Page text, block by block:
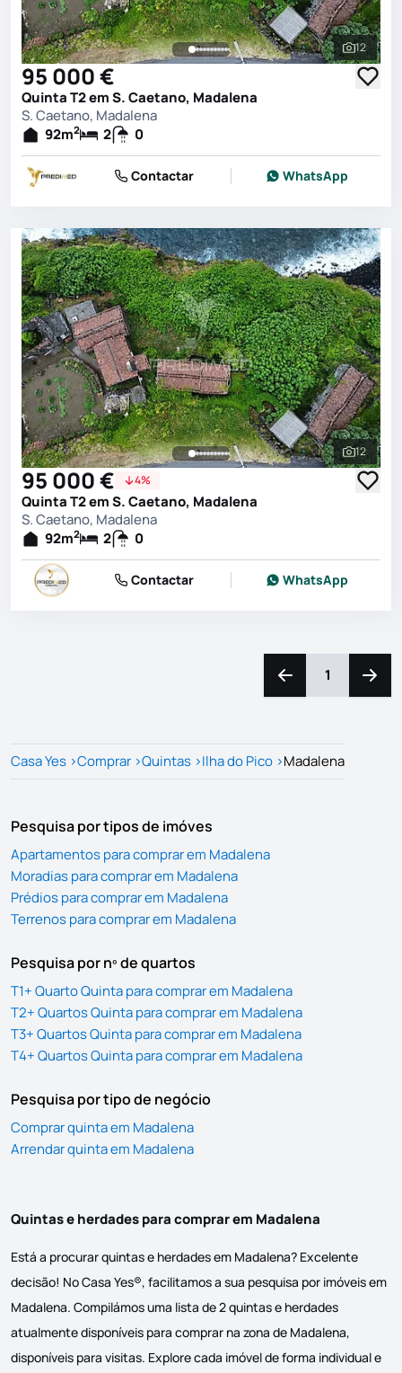
Ver
12
95 000 €
Quinta T2 em S. Caetano, Madalena
S. Caetano, Madalena
92m2 2 0
Contactar WhatsApp
Ver
12
95 000 € 4%
Quinta T2 em S. Caetano, Madalena
S. Caetano, Madalena
92m2 2 0
Contactar WhatsApp
Navegação para a
1
Casa Yes >Comprar >Quintas >Ilha do Pico >Madalena
Pesquisa por tipos de imóves
Apartamentos para comprar em Madalena
Moradias para comprar em Madalena
Prédios para comprar em Madalena
Terrenos para comprar em Madalena
Pesquisa por nº de quartos
T1+ Quarto Quinta para comprar em Madalena
T2+ Quartos Quinta para comprar em Madalena
T3+ Quartos Quinta para comprar em Madalena
T4+ Quartos Quinta para comprar em Madalena
Pesquisa por tipo de negócio
Comprar quinta em Madalena
Arrendar quinta em Madalena
Quintas e herdades para comprar em Madalena
Está a procurar quintas e herdades em Madalena? Excelente
decisão! No Casa Yes®, facilitamos a sua pesquisa por imóveis em
Madalena. Compilámos uma lista de 2 quintas e herdades
atualmente disponíveis para comprar na zona de Madalena,
disponíveis para visitas. Explore cada imóvel de forma individual e